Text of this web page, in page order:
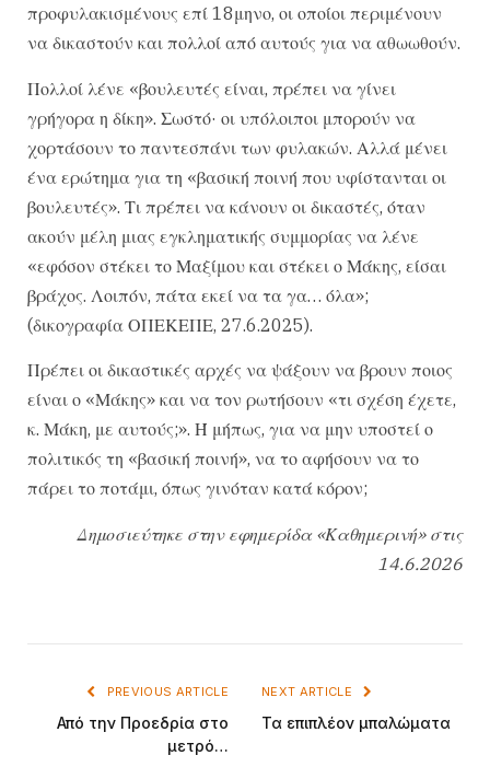
προφυλακισμένους επί 18μηνο, οι οποίοι περιμένουν
να δικαστούν και πολλοί από αυτούς για να αθωωθούν.
Πολλοί λένε «βουλευτές είναι, πρέπει να γίνει
γρήγορα η δίκη». Σωστό· οι υπόλοιποι μπορούν να
χορτάσουν το παντεσπάνι των φυλακών. Αλλά μένει
ένα ερώτημα για τη «βασική ποινή που υφίστανται οι
βουλευτές». Τι πρέπει να κάνουν οι δικαστές, όταν
ακούν μέλη μιας εγκληματικής συμμορίας να λένε
«εφόσον στέκει το Μαξίμου και στέκει ο Μάκης, είσαι
βράχος. Λοιπόν, πάτα εκεί να τα γα… όλα»;
(δικογραφία ΟΠΕΚΕΠΕ, 27.6.2025).
Πρέπει οι δικαστικές αρχές να ψάξουν να βρουν ποιος
είναι ο «Μάκης» και να τον ρωτήσουν «τι σχέση έχετε,
κ. Μάκη, με αυτούς;». Ή μήπως, για να μην υποστεί ο
πολιτικός τη «βασική ποινή», να το αφήσουν να το
πάρει το ποτάμι, όπως γινόταν κατά κόρον;
Δημοσιεύτηκε στην εφημερίδα «Καθημερινή» στις
14.6.2026
PREVIOUS ARTICLE
Από την Προεδρία στο
μετρό…
NEXT ARTICLE
Τα επιπλέον μπαλώματα